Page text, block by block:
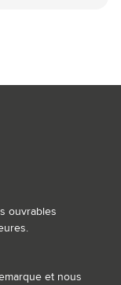
ouvrables
et nous